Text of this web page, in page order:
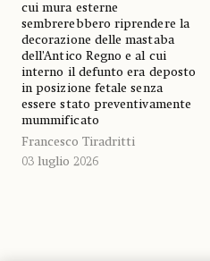
cui mura esterne
sembrerebbero riprendere la
decorazione delle mastaba
dell’Antico Regno e al cui
interno il defunto era deposto
in posizione fetale senza
essere stato preventivamente
mummificato
Francesco Tiradritti
03 luglio 2026